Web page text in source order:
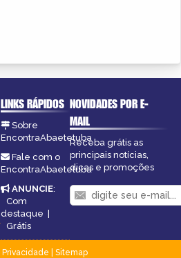
LINKS RÁPIDOS
Sobre
EncontraAbaetetuba
Fale com o
EncontraAbaetetuba
ANUNCIE:
Com
destaque |
Grátis
NOVIDADES POR E-
MAIL
Receba grátis as
principais notícias,
dicas e promoções
Privacidade
Sitemap